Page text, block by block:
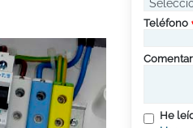
Teléfono
He